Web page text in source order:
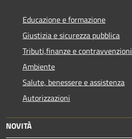
Educazione e formazione
Giustizia e sicurezza pubblica
Tributi,finanze e contravvenzioni
Ambiente
Salute, benessere e assistenza
Autorizzazioni
NOVITÀ